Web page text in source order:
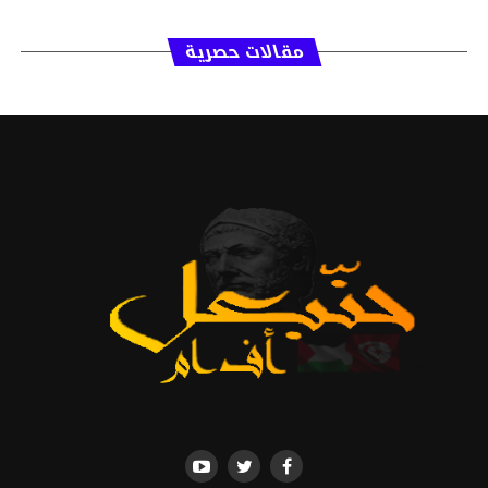
مقالات حصرية